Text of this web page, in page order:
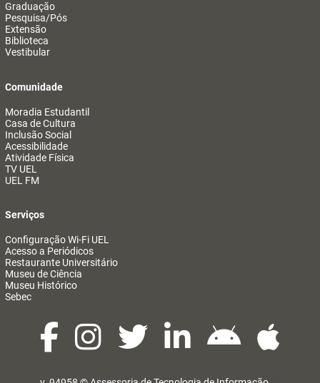
Graduação
Pesquisa/Pós
Extensão
Biblioteca
Vestibular
Comunidade
Moradia Estudantil
Casa de Cultura
Inclusão Social
Acessibilidade
Atividade Física
TV UEL
UEL FM
Serviços
Configuração Wi-Fi UEL
Acesso a Periódicos
Restaurante Universitário
Museu de Ciência
Museu Histórico
Sebec